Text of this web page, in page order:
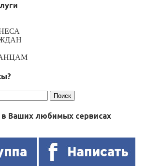
Ваших любимых сервисах